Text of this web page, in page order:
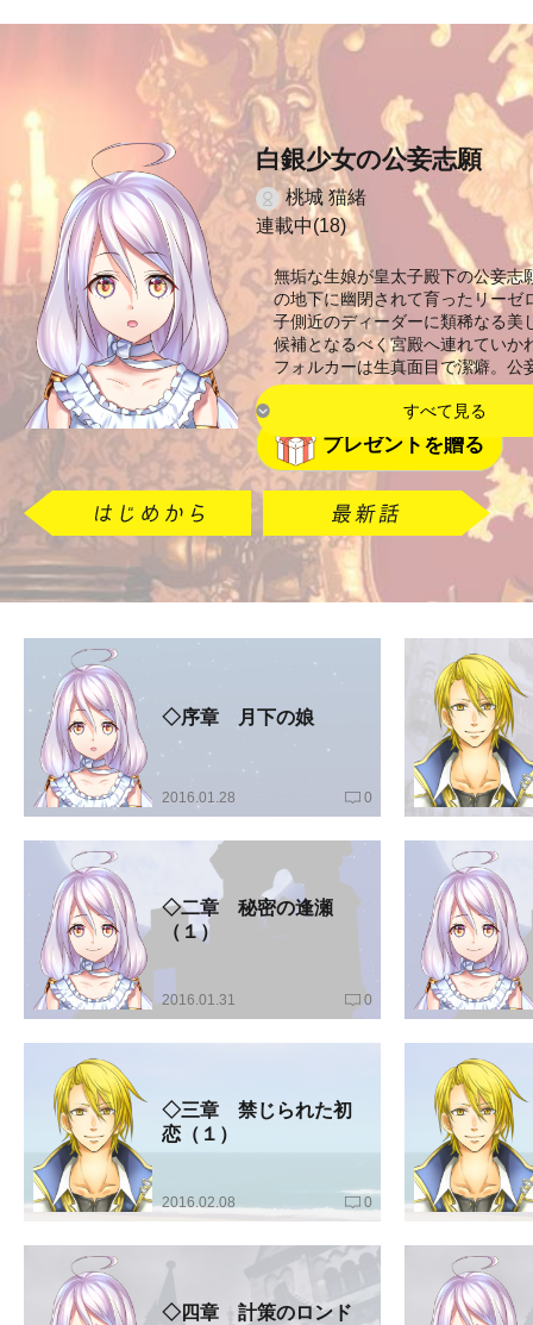
白銀少女の公妾志願
桃城 猫緒
連載中(18)
無垢な生娘が皇太子殿下の公妾
の地下に幽閉されて育ったリーゼ
子側近のディーダーに類稀なる美
候補となるべく宮殿へ連れていか
フォルカーは生真面目で潔癖。
すべて見る
プレゼントを贈る
◇序章 月下の娘
2016.01.28 0
◇二章 秘密の逢瀬
（１）
2016.01.31 0
◇三章 禁じられた初
恋（１）
2016.02.08 0
◇四章 計策のロンド